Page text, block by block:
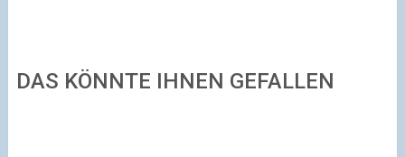
DAS KÖNNTE IHNEN GEFALLEN